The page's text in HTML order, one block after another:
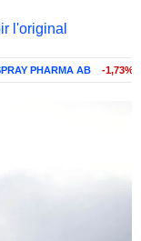
l'original
PHARMA AB -1,73%